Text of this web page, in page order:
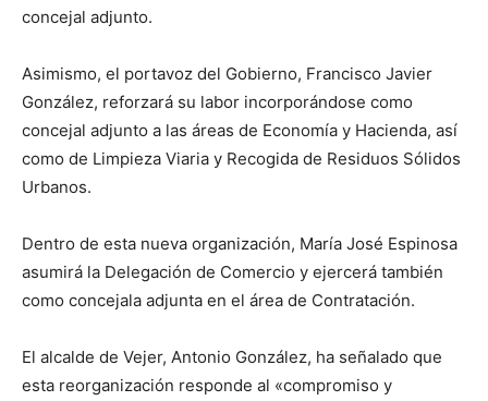
concejal adjunto.
Asimismo, el portavoz del Gobierno, Francisco Javier
González, reforzará su labor incorporándose como
concejal adjunto a las áreas de Economía y Hacienda, así
como de Limpieza Viaria y Recogida de Residuos Sólidos
Urbanos.
Dentro de esta nueva organización, María José Espinosa
asumirá la Delegación de Comercio y ejercerá también
como concejala adjunta en el área de Contratación.
El alcalde de Vejer, Antonio González, ha señalado que
esta reorganización responde al «compromiso y